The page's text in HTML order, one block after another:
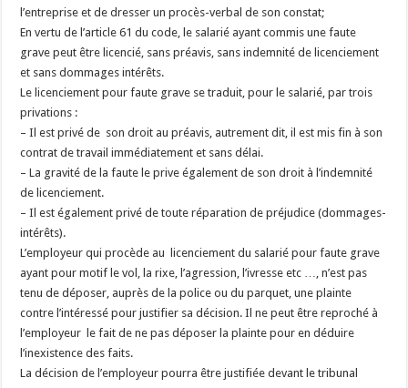
l’entreprise et de dresser un procès-verbal de son constat;
En vertu de l’article 61 du code, le salarié ayant commis une faute
grave peut être licencié, sans préavis, sans indemnité de licenciement
et sans dommages intérêts.
Le licenciement pour faute grave se traduit, pour le salarié, par trois
privations :
– Il est privé de son droit au préavis, autrement dit, il est mis fin à son
contrat de travail immédiatement et sans délai.
– La gravité de la faute le prive également de son droit à l’indemnité
de licenciement.
– Il est également privé de toute réparation de préjudice (dommages-
intérêts).
L’employeur qui procède au licenciement du salarié pour faute grave
ayant pour motif le vol, la rixe, l’agression, l’ivresse etc …, n’est pas
tenu de déposer, auprès de la police ou du parquet, une plainte
contre l’intéressé pour justifier sa décision. Il ne peut être reproché à
l’employeur le fait de ne pas déposer la plainte pour en déduire
l’inexistence des faits.
La décision de l’employeur pourra être justifiée devant le tribunal